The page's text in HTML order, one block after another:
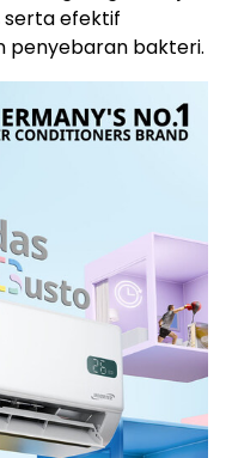
serta efektif
penyebaran bakteri.